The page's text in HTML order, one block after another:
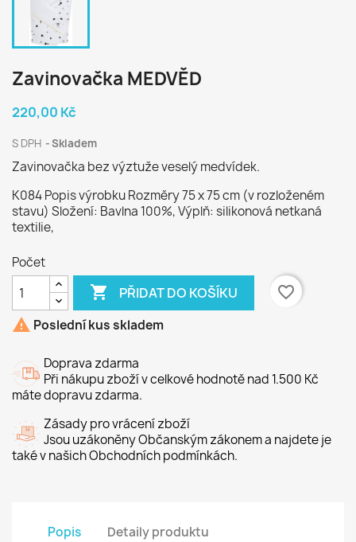
Zavinovačka MEDVĚD
220,00 Kč
S DPH Skladem
Zavinovačka bez výztuže veselý medvídek.
K084 Popis výrobku Rozměry 75 x 75 cm (v rozloženém
stavu) Složení: Bavlna 100%, Výplň: silikonová netkaná
textilie,
Počet
 PŘIDAT DO KOŠÍKU
favorite_border
 Poslední kus skladem
Doprava zdarma
Při nákupu zboží v celkové hodnotě nad 1.500 Kč
máte dopravu zdarma.
Zásady pro vrácení zboží
Jsou uzákoněny Občanským zákonem a najdete je
také v našich Obchodních podmínkách.
Popis Detaily produktu